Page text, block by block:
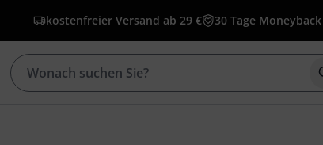
kostenfreier Versand ab 29 € 30 Tage Moneyback